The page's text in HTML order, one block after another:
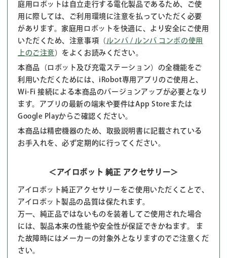
庭用ロボットは自立走行する電化製品であるため、ご使
用に際しては、ご利用環境に注意を払っていただく必要
があります。家庭用ロボットを快適に、より安全にご使用
いただくため、注意事項（ ルンバ / ルンバ コンボの使用
上のご注意）をよくお読みください。
本商品（ロボット及び充電ステーション）の全機能をご
利用いただくためには、iRobot専用アプリのご使用と、
Wi-Fi 接続による本商品のバージョンアップが必要となり
ます。アプリの最新の端末や要件はApp Storeまたは
Google Playからご確認ください。
本商品は精密機器のため、取扱説明書に記載されている
お手入れを、必ず定期的に行ってください。
＜アイロボット 純正 アクセサリー＞
アイロボット純正アクセサリーをご使用いただくことで、
アイロボット製品の品質は保たれます。
万一、純正品ではないものを装着してご使用された場合
には、製品本来の性能や安全性が保証できかねます。 ま
た故障時にはメーカーの対象外となりますのでご注意くだ
さい。